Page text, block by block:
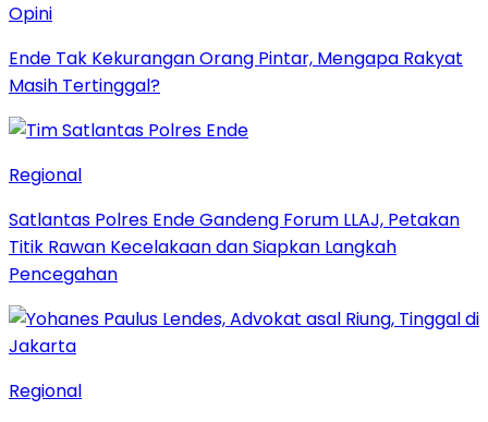
Opini
Ende Tak Kekurangan Orang Pintar, Mengapa Rakyat
Masih Tertinggal?
Regional
Satlantas Polres Ende Gandeng Forum LLAJ, Petakan
Titik Rawan Kecelakaan dan Siapkan Langkah
Pencegahan
Regional